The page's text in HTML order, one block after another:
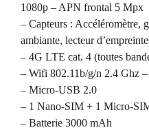
1080p – APN frontal 5 Mpx
– Capteurs : Accéléromètre,
ambiante, lecteur
– 4G LTE cat. 4 (toutes
– Wifi 802.11b/g/n 2.4 Ghz
– Micro-USB 2.0
– 1 Nano-SIM + 1 Micro-
– Batterie 3000 mAh